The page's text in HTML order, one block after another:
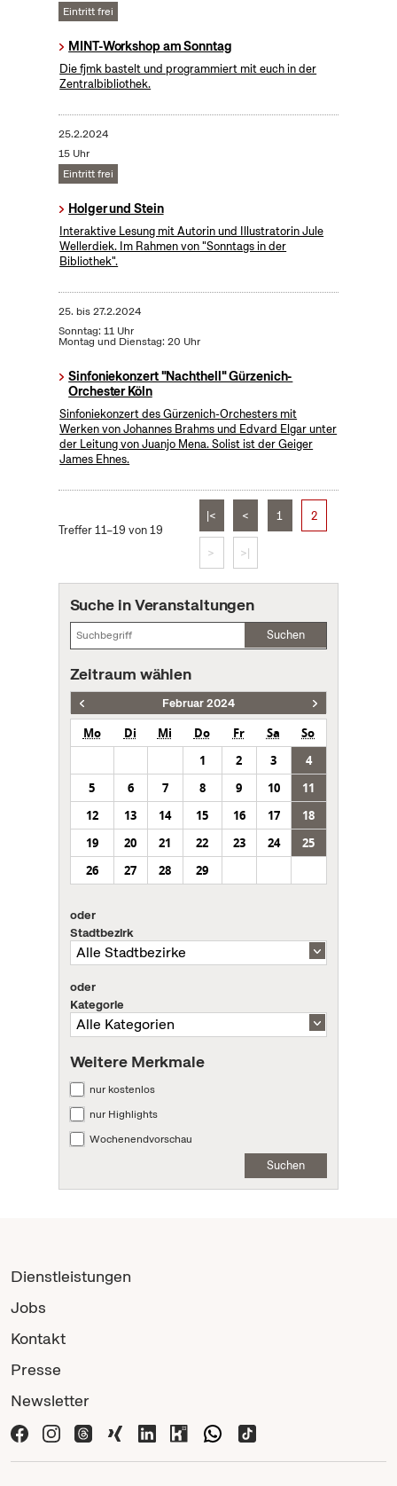
Eintritt frei
MINT-Workshop am Sonntag
Die fjmk bastelt und programmiert mit euch in der
Zentralbibliothek.
25.2.2024
15 Uhr
Eintritt frei
Holger und Stein
Interaktive Lesung mit Autorin und Illustratorin Jule
Wellerdiek. Im Rahmen von "Sonntags in der
Bibliothek".
25. bis27.2.2024
Sonntag: 11 Uhr
Montag und Dienstag: 20 Uhr
Sinfoniekonzert "Nachthell" Gürzenich-
Orchester Köln
Sinfoniekonzert des Gürzenich-Orchesters mit
Werken von Johannes Brahms und Edvard Elgar unter
der Leitung von Juanjo Mena. Solist ist der Geiger
James Ehnes.
Treffer 11–19 von 19
|< < 1 2
> >|
Suche in Veranstaltungen
Suchen
Zeitraum wählen
Februar 2024
Mo Di Mi Do Fr Sa
So
1
2 3
4
5
6 7 8 9 10
11
12
13 14 15 16 17
18
19
20 21 22 23 24
25
26
27 28 29
oder
Stadtbezirk
oder
Kategorie
Weitere Merkmale
nur kostenlos
nur Highlights
Wochenendvorschau
Suchen
Dienstleistungen
Jobs
Kontakt
Presse
Newsletter